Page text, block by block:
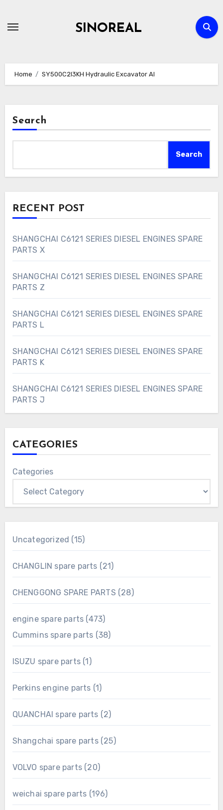
SINOREAL
Home SY500C2I3KH Hydraulic Excavator AI
Search
Search
RECENT POST
SHANGCHAI C6121 SERIES DIESEL ENGINES SPARE
PARTS X
SHANGCHAI C6121 SERIES DIESEL ENGINES SPARE
PARTS Z
SHANGCHAI C6121 SERIES DIESEL ENGINES SPARE
PARTS L
SHANGCHAI C6121 SERIES DIESEL ENGINES SPARE
PARTS K
SHANGCHAI C6121 SERIES DIESEL ENGINES SPARE
PARTS J
CATEGORIES
Categories
Uncategorized 1515
products
CHANGLIN spare parts
21 21
products
CHENGGONG SPARE PARTS
2828
products
engine spare parts 473473
products
Cummins spare parts 3838
products
ISUZU spare parts 1 1
product
Perkins engine parts 1 1
product
QUANCHAI spare parts
22
products
Shangchai spare parts 2525
products
VOLVO spare parts 2020
products
weichai spare parts 196196
products